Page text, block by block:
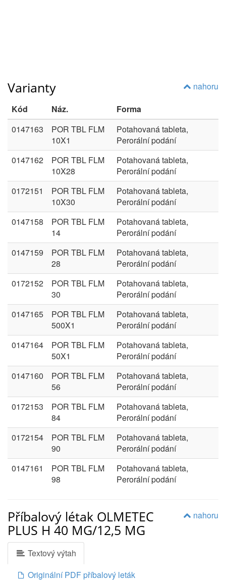
nahoru
Varianty
Kód Náz.
Forma
0147163
POR TBL FLM
10X1
Potahovaná tableta,
Perorální podání
0147162
POR TBL FLM
10X28
Potahovaná tableta,
Perorální podání
0172151
POR TBL FLM
10X30
Potahovaná tableta,
Perorální podání
0147158
POR TBL FLM
14
Potahovaná tableta,
Perorální podání
0147159
POR TBL FLM
28
Potahovaná tableta,
Perorální podání
0172152
POR TBL FLM
30
Potahovaná tableta,
Perorální podání
0147165
POR TBL FLM
500X1
Potahovaná tableta,
Perorální podání
0147164
POR TBL FLM
50X1
Potahovaná tableta,
Perorální podání
0147160
POR TBL FLM
56
Potahovaná tableta,
Perorální podání
0172153
POR TBL FLM
84
Potahovaná tableta,
Perorální podání
0172154
POR TBL FLM
90
Potahovaná tableta,
Perorální podání
0147161
POR TBL FLM
98
Potahovaná tableta,
Perorální podání
nahoru
Příbalový létak OLMETEC
PLUS H 40 MG/12,5 MG
Textový výtah
Originální PDF příbalový leták